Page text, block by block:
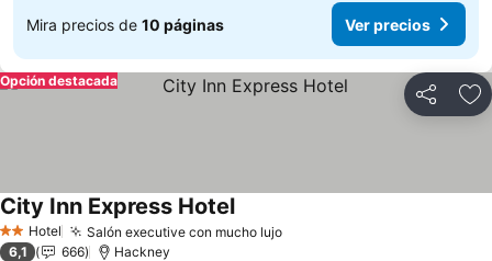
Mira precios de 10 páginas Ver precios
Compartir
Opción destacada
2 Estrellas
Hotel Salón executive con mucho lujoVer precios
City Inn Express HotelVer precios
6,1 666 Hackney